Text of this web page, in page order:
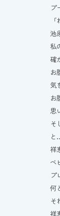
プ
池
私
確
お
気
お
思
そ
と
祥
ベ
プ
何
そ
祥